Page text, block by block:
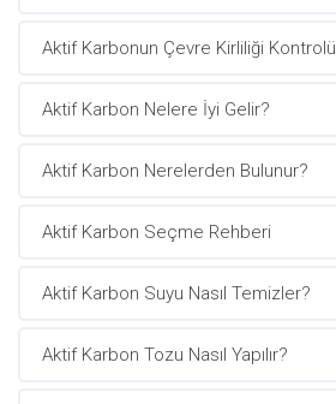
Aktif Karbonun Çevre Kirliliği Kontrolü
Aktif Karbon Nelere İyi Gelir?
Aktif Karbon Nerelerden Bulunur?
Aktif Karbon Seçme Rehberi
Aktif Karbon Suyu Nasıl Temizler?
Aktif Karbon Tozu Nasıl Yapılır?